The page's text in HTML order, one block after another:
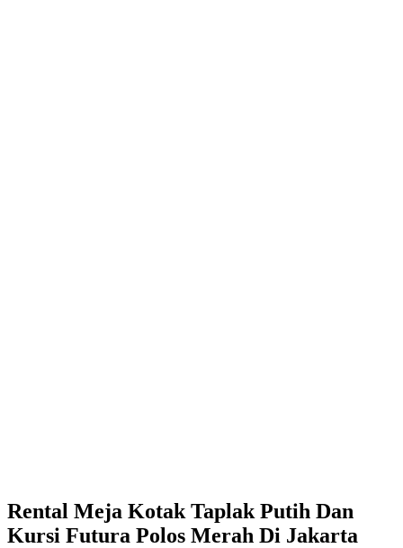
Rental Meja Kotak Taplak Putih Dan
Kursi Futura Polos Merah Di Jakarta